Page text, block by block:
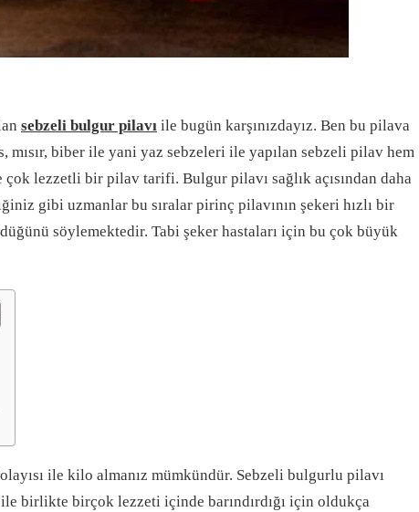
sebzeli bulgur pilavı ile bugün karşınızdayız. Ben bu pilava
mısır, biber ile yani yaz sebzeleri ile yapılan sebzeli pilav hem
lezzetli bir pilav tarifi. Bulgur pilavı sağlık açısından daha
gibi uzmanlar bu sıralar pirinç pilavının şekeri hızlı bir
söylemektedir. Tabi şeker hastaları için bu çok büyük
ile kilo almanız mümkündür. Sebzeli bulgurlu pilavı
ile birlikte birçok lezzeti içinde barındırdığı için oldukça